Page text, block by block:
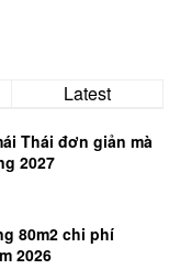
Latest
Thái đơn giản mà
2027
80m2 chi phí
2026